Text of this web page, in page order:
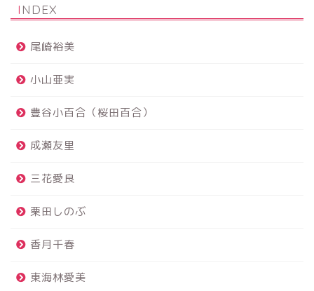
INDEX
尾崎裕美
小山亜実
豊谷小百合（桜田百合）
成瀬友里
三花愛良
栗田しのぶ
香月千春
東海林愛美